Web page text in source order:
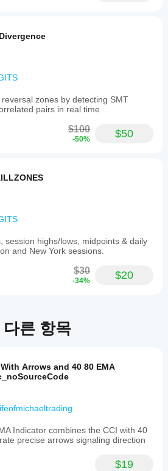
니다.
시합니다.
zones by detecting SMT
pairs in real time
$100
-50% $50
session highs/lows, midpoints & daily
and New York sessions.
$30
-34% $20
른 항목
Arrows and 40 80 EMA
Indicator combines the CCI with 40
precise arrows signaling direction
$19